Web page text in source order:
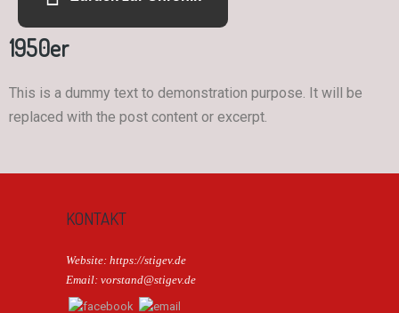
1950er
This is a dummy text to demonstration purpose. It will be
replaced with the post content or excerpt.
KONTAKT
Website: https://stigev.de
Email: vorstand@stigev.de